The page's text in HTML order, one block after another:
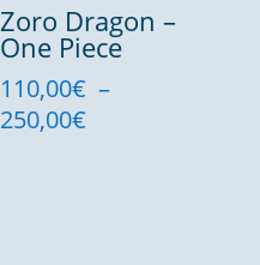
Zoro Dragon –
One Piece
110,00€ –
250,00€Plage